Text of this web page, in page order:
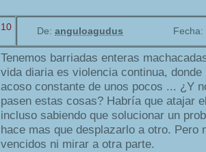
10 De: anguloagudus Fecha:
Tenemos barriadas enteras
vida diaria es violencia continua,
acoso constante de unos pocos ... ¿Y
pasen estas cosas? Habría que atajar
incluso sabiendo que solucionar un
hace mas que desplazarlo a otro. Pero
vencidos ni mirar a otra parte.